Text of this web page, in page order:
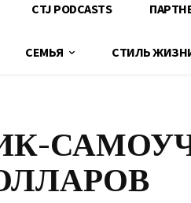
CTJ PODCASTS
СЕМЬЯ СТИЛЬ